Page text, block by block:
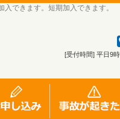
できます。短期加入できます。
[受付時間] 平日9
込みの流れ 一人親方労災保